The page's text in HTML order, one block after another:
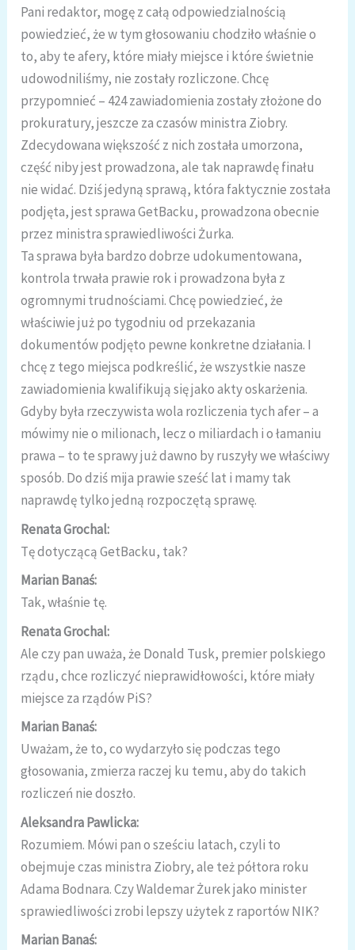
Pani redaktor, mogę z całą odpowiedzialnością
powiedzieć, że w tym głosowaniu chodziło właśnie o
to, aby te afery, które miały miejsce i które świetnie
udowodniliśmy, nie zostały rozliczone. Chcę
przypomnieć – 424 zawiadomienia zostały złożone do
prokuratury, jeszcze za czasów ministra Ziobry.
Zdecydowana większość z nich została umorzona,
część niby jest prowadzona, ale tak naprawdę finału
nie widać. Dziś jedyną sprawą, która faktycznie została
podjęta, jest sprawa GetBacku, prowadzona obecnie
przez ministra sprawiedliwości Żurka.
Ta sprawa była bardzo dobrze udokumentowana,
kontrola trwała prawie rok i prowadzona była z
ogromnymi trudnościami. Chcę powiedzieć, że
właściwie już po tygodniu od przekazania
dokumentów podjęto pewne konkretne działania. I
chcę z tego miejsca podkreślić, że wszystkie nasze
zawiadomienia kwalifikują się jako akty oskarżenia.
Gdyby była rzeczywista wola rozliczenia tych afer – a
mówimy nie o milionach, lecz o miliardach i o łamaniu
prawa – to te sprawy już dawno by ruszyły we właściwy
sposób. Do dziś mija prawie sześć lat i mamy tak
naprawdę tylko jedną rozpoczętą sprawę.
Renata Grochal:
Tę dotyczącą GetBacku, tak?
Marian Banaś:
Tak, właśnie tę.
Renata Grochal:
Ale czy pan uważa, że Donald Tusk, premier polskiego
rządu, chce rozliczyć nieprawidłowości, które miały
miejsce za rządów PiS?
Marian Banaś:
Uważam, że to, co wydarzyło się podczas tego
głosowania, zmierza raczej ku temu, aby do takich
rozliczeń nie doszło.
Aleksandra Pawlicka:
Rozumiem. Mówi pan o sześciu latach, czyli to
obejmuje czas ministra Ziobry, ale też półtora roku
Adama Bodnara. Czy Waldemar Żurek jako minister
sprawiedliwości zrobi lepszy użytek z raportów NIK?
Marian Banaś: